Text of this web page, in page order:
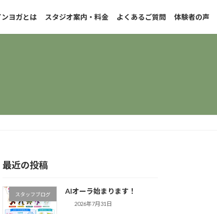
ヨガとは スタジオ案内・料金 よくあるご質問 体験者の声
最近の投稿
スタッフブログ AIオーラ始まります！
2026年7月31日